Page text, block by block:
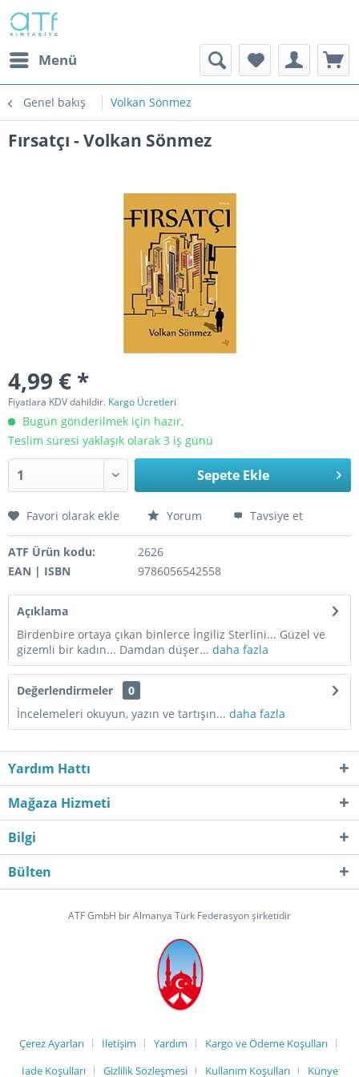
Menü
Genel bakış Volkan Sönmez
Fırsatçı - Volkan Sönmez
4,99 € *
Fiyatlara KDV dahildir. Kargo Ücretleri
Bugün gönderilmek için hazır,
Teslim süresi yaklaşık olarak 3 iş günü
Sepete Ekle
Favori olarak ekle Yorum Tavsiye et
ATF Ürün kodu:
2626
EAN | ISBN
9786056542558
Açıklama
Birdenbire ortaya çıkan binlerce İngiliz Sterlini... Güzel ve
gizemli bir kadın... Damdan düşer... daha fazla
Değerlendirmeler
0
İncelemeleri okuyun, yazın ve tartışın... daha fazla
Yardım Hattı
Mağaza Hizmeti
Bilgi
Bülten
ATF GmbH bir Almanya Türk Federasyon şirketidir
Çerez Ayarları İletişim Yardım
Kargo ve Ödeme Koşulları
İade Koşulları
Gizlilik Sözleşmesi Kullanım Koşulları Künye